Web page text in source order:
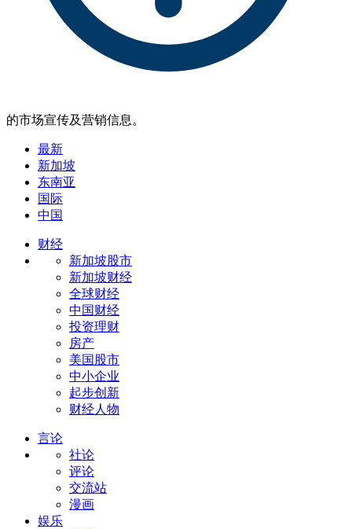
的市场宣传及营销信息。
最新
新加坡
东南亚
国际
中国
财经
新加坡股市
新加坡财经
全球财经
中国财经
投资理财
房产
美国股市
中小企业
起步创新
财经人物
言论
社论
评论
交流站
漫画
娱乐